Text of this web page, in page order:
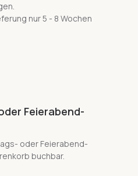
nur 5 - 8 Wochen
Feierabend-
oder Feierabend-
buchbar.